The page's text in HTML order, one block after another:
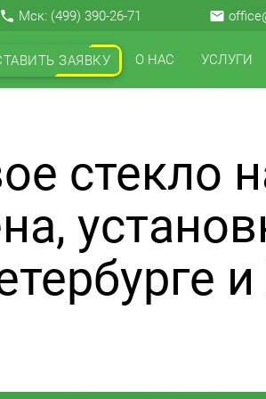
local_phone Мск: (499) 390-26-71 email
ЗАЯВКУ О НАС УСЛУГИ
стекло